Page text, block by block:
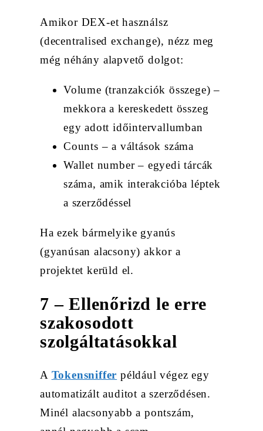
Amikor DEX-et használsz
(decentralised exchange), nézz meg
még néhány alapvető dolgot:
Volume (tranzakciók összege) –
mekkora a kereskedett összeg
egy adott időintervallumban
Counts – a váltások száma
Wallet number – egyedi tárcák
száma, amik interakcióba léptek
a szerződéssel
Ha ezek bármelyike gyanús
(gyanúsan alacsony) akkor a
projektet kerüld el.
7 – Ellenőrizd le erre
szakosodott
szolgáltatásokkal
A Tokensniffer például végez egy
automatizált auditot a szerződésen.
Minél alacsonyabb a pontszám,